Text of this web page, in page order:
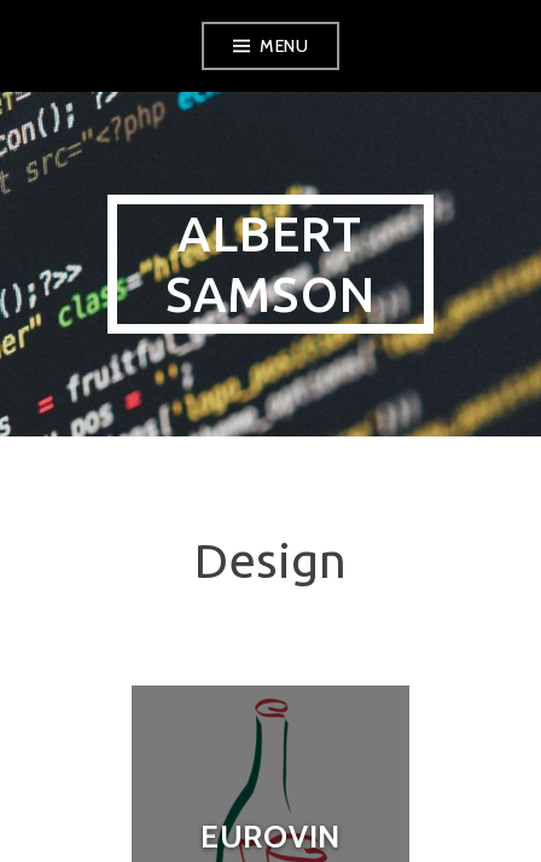
contenu
MENU
ALBERT
SAMSON
Design
EUROVIN